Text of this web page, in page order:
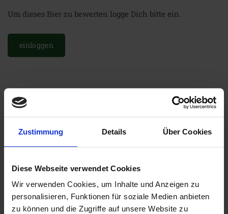
Zustimmung Details Über Cookies
Diese Webseite verwendet Cookies
Wir verwenden Cookies, um Inhalte und Anzeigen zu
personalisieren, Funktionen für soziale Medien anbieten
zu können und die Zugriffe auf unsere Website zu
Um dieses Bier zu bewerten logge Dich bitte ein.
einloggen
Weitere Biere der Brauerei